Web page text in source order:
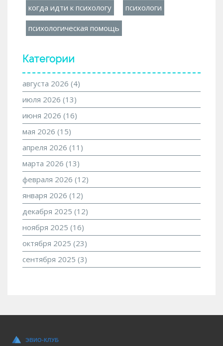
когда идти к психологу психологи
психологическая помощь
Категории
августа 2026 (4)
июля 2026 (13)
июня 2026 (16)
мая 2026 (15)
апреля 2026 (11)
марта 2026 (13)
февраля 2026 (12)
января 2026 (12)
декабря 2025 (12)
ноября 2025 (16)
октября 2025 (23)
сентября 2025 (3)